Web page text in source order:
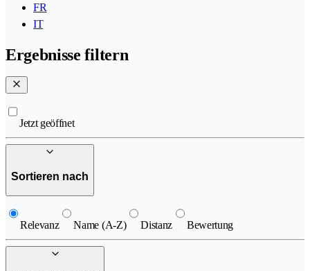
FR
IT
Ergebnisse filtern
Jetzt geöffnet
Sortieren nach
Relevanz Name (A-Z) Distanz Bewertung